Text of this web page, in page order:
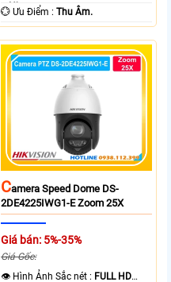
+ Nhựa.
️💮 Ưu Điểm :Thu Âm.
CAmera Speed Dome DS-
2DE4225IWG1-E Zoom 25X
Giá bán: 5%-35%
Giá Gốc:
👁 Hình Ảnh Sắc nét : FULL HD